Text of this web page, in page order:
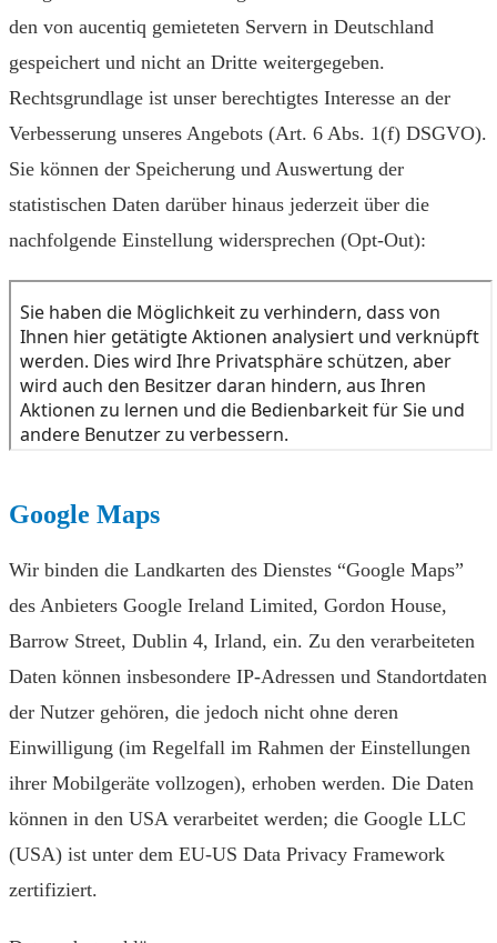
den von aucentiq gemieteten Servern in Deutschland
gespeichert und nicht an Dritte weitergegeben.
Rechtsgrundlage ist unser berechtigtes Interesse an der
Verbesserung unseres Angebots (Art. 6 Abs. 1(f) DSGVO).
Sie können der Speicherung und Auswertung der
statistischen Daten darüber hinaus jederzeit über die
nachfolgende Einstellung widersprechen (Opt-Out):
Google Maps
Wir binden die Landkarten des Dienstes “Google Maps”
des Anbieters Google Ireland Limited, Gordon House,
Barrow Street, Dublin 4, Irland, ein. Zu den verarbeiteten
Daten können insbesondere IP-Adressen und Standortdaten
der Nutzer gehören, die jedoch nicht ohne deren
Einwilligung (im Regelfall im Rahmen der Einstellungen
ihrer Mobilgeräte vollzogen), erhoben werden. Die Daten
können in den USA verarbeitet werden; die Google LLC
(USA) ist unter dem EU-US Data Privacy Framework
zertifiziert.